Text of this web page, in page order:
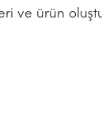
ve ürün